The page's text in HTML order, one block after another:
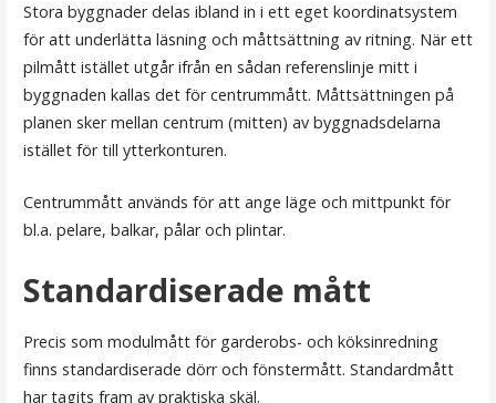
Stora byggnader delas ibland in i ett eget koordinatsystem
för att underlätta läsning och måttsättning av ritning. När ett
pilmått istället utgår ifrån en sådan referenslinje mitt i
byggnaden kallas det för centrummått. Måttsättningen på
planen sker mellan centrum (mitten) av byggnadsdelarna
istället för till ytterkonturen.
Centrummått används för att ange läge och mittpunkt för
bl.a. pelare, balkar, pålar och plintar.
Standardiserade mått
Precis som modulmått för garderobs- och köksinredning
finns standardiserade dörr och fönstermått. Standardmått
har tagits fram av praktiska skäl.